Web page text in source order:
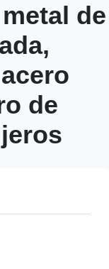
de
de